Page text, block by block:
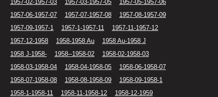
1957-02-1957-03
1957-03-1957-05
1957-05-1957-06
1957-06-1957-07
1957-07-1957-08
1957-08-1957-09
1957-09-1957-1
1957-1-1957-11
1957-11-1957-12
1957-12-1958
1958-1958 Au
1958 Au-1958 J
1958 J-1958-
1958--1958-02
1958-02-1958-03
1958-03-1958-04
1958-04-1958-05
1958-06-1958-07
1958-07-1958-08
1958-08-1958-09
1958-09-1958-1
1958-1-1958-11
1958-11-1958-12
1958-12-1959